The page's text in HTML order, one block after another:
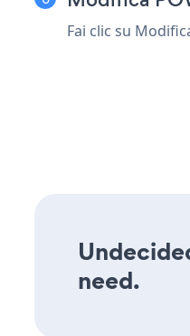
Fai clic su
need.